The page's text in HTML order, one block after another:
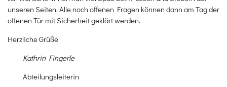
unseren Seiten. Alle noch offenen Fragen können dann am Tag der
offenen Tür mit Sicherheit geklärt werden.
Herzliche Grüße
Kathrin Fingerle
Abteilungsleiterin